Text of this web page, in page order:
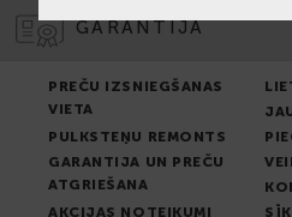
GARANTIJA
PREČU IZSNIEGŠANAS
VIETA
PULKSTEŅU REMONTS
GARANTIJA UN PREČU
ATGRIEŠANA
AKCIJAS NOTEIKUMI